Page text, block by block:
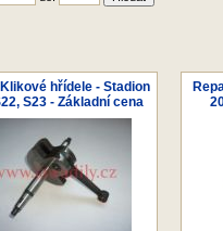
hřídele - Stadion
S23 - Základní cena